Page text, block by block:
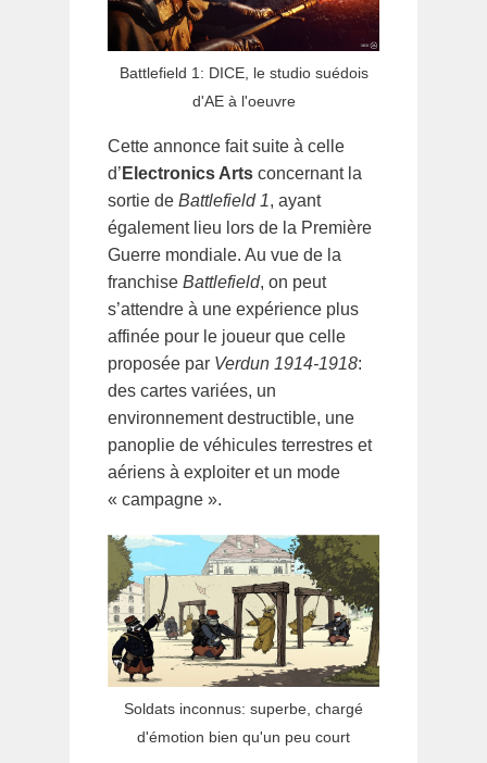
Battlefield 1: DICE, le studio suédois
d'AE à l'oeuvre
Cette annonce fait suite à celle
d’ Electronics Arts concernant la
sortie de Battlefield 1, ayant
également lieu lors de la Première
Guerre mondiale. Au vue de la
franchise Battlefield, on peut
s’attendre à une expérience plus
affinée pour le joueur que celle
proposée par Verdun 1914-1918:
des cartes variées, un
environnement destructible, une
panoplie de véhicules terrestres et
aériens à exploiter et un mode
« campagne ».
Soldats inconnus: superbe, chargé
d'émotion bien qu'un peu court